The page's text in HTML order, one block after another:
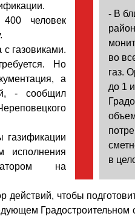
- В
во
газ.
до 1
в
человек
газовиками.
Но
а
- сообщил
газификации
исполнения
на
чтобы
Градостроительном